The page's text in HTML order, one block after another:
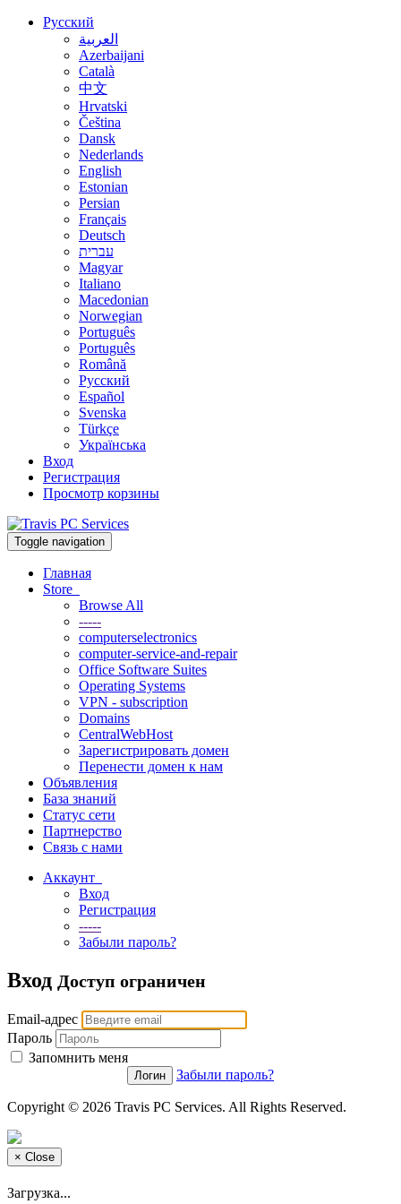
Русский
العربية
Azerbaijani
Català
中文
Hrvatski
Čeština
Dansk
Nederlands
English
Estonian
Persian
Français
Deutsch
עברית
Magyar
Italiano
Macedonian
Norwegian
Português
Português
Română
Русский
Español
Svenska
Türkçe
Українська
Вход
Регистрация
Просмотр корзины
Toggle navigation
Главная
Store
Browse All
-----
computerselectronics
computer-service-and-repair
Office Software Suites
Operating Systems
VPN - subscription
Domains
CentralWebHost
Зарегистрировать домен
Перенести домен к нам
Объявления
База знаний
Статус сети
Партнерство
Связь с нами
Аккаунт
Вход
Регистрация
-----
Забыли пароль?
Вход Доступ ограничен
Email-адрес
Пароль
Запомнить меня
Забыли пароль?
Copyright © 2026 Travis PC Services. All Rights Reserved.
× Close
Загрузка...